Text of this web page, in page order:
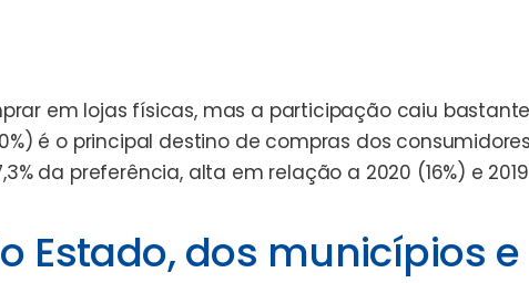
em lojas físicas, mas a participação caiu
é o principal destino de compras dos
da preferência, alta em relação a 2020 (16%) e
Estado, dos municípios e